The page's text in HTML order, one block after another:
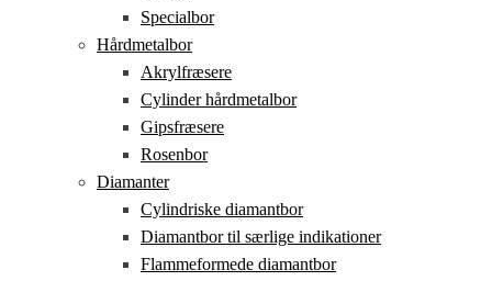
Specialbor
Hårdmetalbor
Akrylfræsere
Cylinder hårdmetalbor
Gipsfræsere
Rosenbor
Diamanter
Cylindriske diamantbor
Diamantbor til særlige indikationer
Flammeformede diamantbor